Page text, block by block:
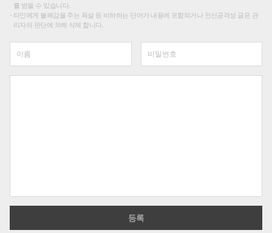
를 받을 수 있습니다.
타인에게 불쾌감을 주는 욕설 등 비하하는 단어가 내용에 포함되거나 인신공격성 글은 관
리자의 판단에 의해 삭제 합니다.